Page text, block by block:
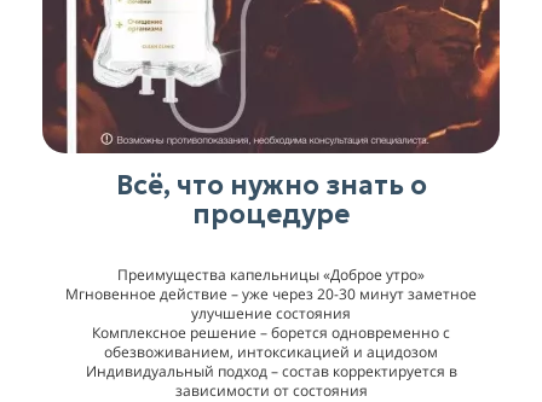
Всё, что нужно знать о
процедуре
Преимущества капельницы «Доброе утро»
Мгновенное действие – уже через 20-30 минут заметное
улучшение состояния
Комплексное решение – борется одновременно с
обезвоживанием, интоксикацией и ацидозом
Индивидуальный подход – состав корректируется в
зависимости от состояния